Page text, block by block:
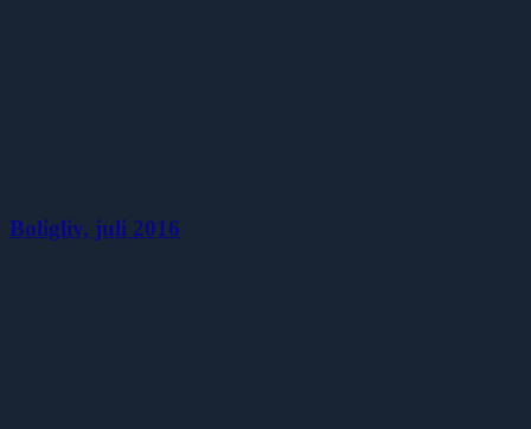
Boligliv, juli 2016